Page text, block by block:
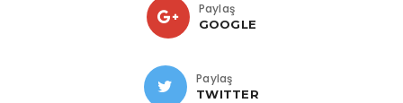
Paylaş
GOOGLE
Paylaş
TWITTER